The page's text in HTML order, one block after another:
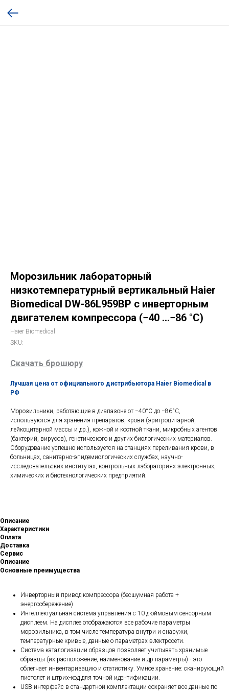
Морозильник лабораторный
низкотемпературный вертикальный Haier
Biomedical DW-86L959BP c инверторным
двигателем компрессора (−40 …−86 °C)
Haier Biomedical
SKU:
Скачать брошюру
Лучшая цена от официального дистрибьютора Haier Biomedical в
РФ
Морозильники, работающие в диапазоне от −40°C до −86°C,
используются для хранения препаратов, крови (эритроцитарной,
лейкоцитарной массы и др.), кожной и костной ткани, микробных агентов
(бактерий, вирусов), генетического и других биологических материалов.
Оборудование успешно используется на станциях переливания крови, в
больницах, санитарно-эпидемиологических службах, научно-
исследовательских институтах, контрольных лабораториях электронных,
химических и биотехнологических предприятий.
Описание
Характеристики
Оплата
Доставка
Сервис
Описание
Основные преимущества
Инверторный привод компрессора (бесшумная работа +
энергосбережение)
Интеллектуальная система управления с 10 дюймовым сенсорным
дисплеем. На дисплее отображаются все рабочие параметры
морозильника, в том числе температура внутри и снаружи,
температурные кривые, данные о параметрах электросети.
Система каталогизации образцов позволяет учитывать хранимые
образцы (их расположение, наименование и др параметры) - это
облегчает инвентаризацию и статистику. Умное хранение: сканирующий
пистолет и штрих-код для точной идентификации.
USB интерфейс в стандартной комплектации сохраняет все данные по